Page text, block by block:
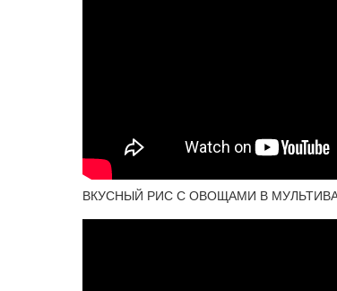
ВКУСНЫЙ РИС С ОВОЩАМИ В